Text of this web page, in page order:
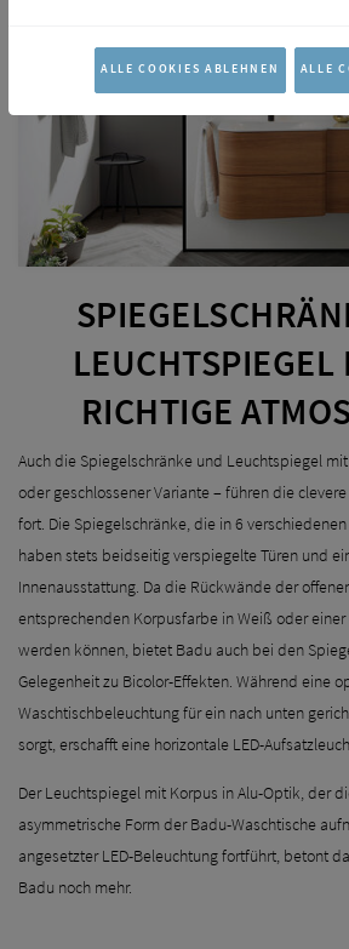
LEUCHTSPIEGEL
RICHTIGE
Auch die Spiegelschränke und Leuchtspiegel
oder geschlossener Variante – führen die
fort. Die Spiegelschränke, die in 6
haben stets beidseitig verspiegelte Türen und
Innenausstattung. Da die Rückwände der
entsprechenden Korpusfarbe in Weiß oder
werden können, bietet Badu auch bei den
Gelegenheit zu Bicolor-Effekten. Während eine
Waschtischbeleuchtung für ein nach unten
sorgt, erschafft eine horizontale LED-
Der Leuchtspiegel mit Korpus in Alu-Optik, der
asymmetrische Form der Badu-Waschtische
angesetzter LED-Beleuchtung fortführt, betont
Badu noch mehr.
ALLE COOKIES ABLEHNEN ALLE